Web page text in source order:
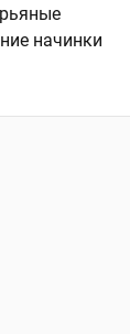
начинки